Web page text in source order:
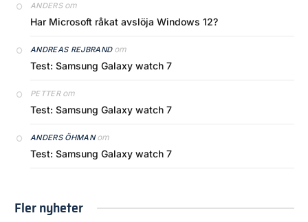
ANDERSom
Har Microsoft råkat avslöja Windows 12?
ANDREAS REJBRANDom
Test: Samsung Galaxy watch 7
PETTERom
Test: Samsung Galaxy watch 7
ANDERS ÖHMANom
Test: Samsung Galaxy watch 7
Fler nyheter